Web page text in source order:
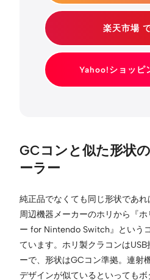
楽天市場
Yahoo!ショッピ
GCコンと似た形状
ーラー
純正品でなくても同じ形状であれ
周辺機器メーカーのホリから『
ー for Nintendo Switch』という
ています。ホリ製クラコンは
ーで、形状はGCコン準拠。連射
デザインが似ているといっても